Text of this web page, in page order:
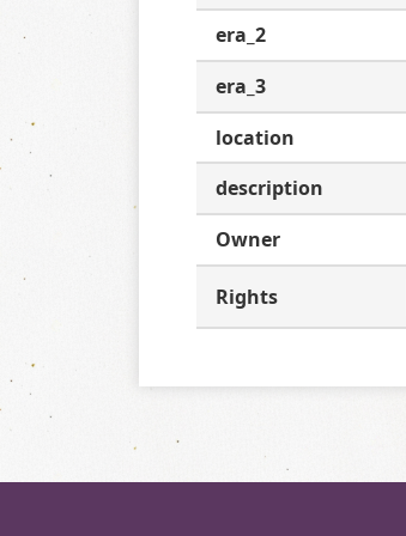
era_2
era_3
location
description
Owner
Rights